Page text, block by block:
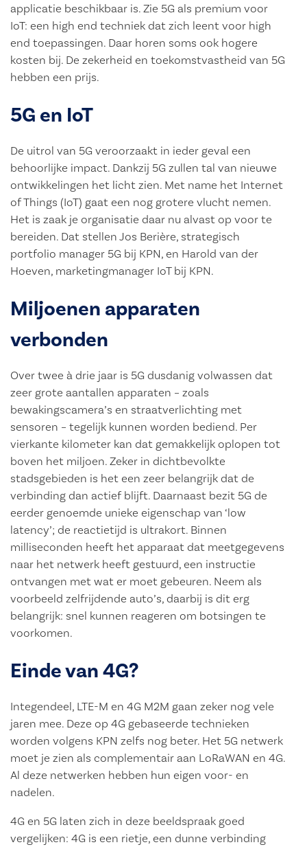
applicatie beschikbaar is. Zie 5G als premium voor
IoT: een high end techniek dat zich leent voor high
end toepassingen. Daar horen soms ook hogere
kosten bij. De zekerheid en toekomstvastheid van 5G
hebben een prijs.
5G en IoT
De uitrol van 5G veroorzaakt in ieder geval een
behoorlijke impact. Dankzij 5G zullen tal van nieuwe
ontwikkelingen het licht zien. Met name het Internet
of Things (IoT) gaat een nog grotere vlucht nemen.
Het is zaak je organisatie daar nu alvast op voor te
bereiden. Dat stellen Jos Berière, strategisch
portfolio manager 5G bij KPN, en Harold van der
Hoeven, marketingmanager IoT bij KPN.
Miljoenen apparaten
verbonden
Over twee à drie jaar is 5G dusdanig volwassen dat
zeer grote aantallen apparaten – zoals
bewakingscamera’s en straatverlichting met
sensoren – tegelijk kunnen worden bediend. Per
vierkante kilometer kan dat gemakkelijk oplopen tot
boven het miljoen. Zeker in dichtbevolkte
stadsgebieden is het een zeer belangrijk dat de
verbinding dan actief blijft. Daarnaast bezit 5G de
eerder genoemde unieke eigenschap van ‘low
latency’; de reactietijd is ultrakort. Binnen
milliseconden heeft het apparaat dat meetgegevens
naar het netwerk heeft gestuurd, een instructie
ontvangen met wat er moet gebeuren. Neem als
voorbeeld zelfrijdende auto’s, daarbij is dit erg
belangrijk: snel kunnen reageren om botsingen te
voorkomen.
Einde van 4G?
Integendeel, LTE-M en 4G M2M gaan zeker nog vele
jaren mee. Deze op 4G gebaseerde technieken
worden volgens KPN zelfs nog beter. Het 5G netwerk
moet je zien als complementair aan LoRaWAN en 4G.
Al deze netwerken hebben hun eigen voor- en
nadelen.
4G en 5G laten zich in deze beeldspraak goed
vergelijken: 4G is een rietje, een dunne verbinding